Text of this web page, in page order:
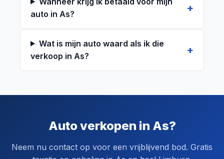
auto in As?
Wat is mijn auto waard als ik die
verkoop in As?
Auto verkopen in As?
Neem nu contact op voor een vrijblijvend bod. Gratis